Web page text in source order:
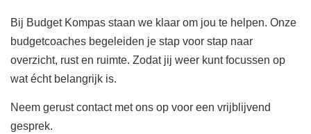
Bij Budget Kompas staan we klaar om jou te helpen. Onze
budgetcoaches begeleiden je stap voor stap naar
overzicht, rust en ruimte. Zodat jij weer kunt focussen op
wat écht belangrijk is.
Neem gerust contact met ons op voor een vrijblijvend
gesprek.